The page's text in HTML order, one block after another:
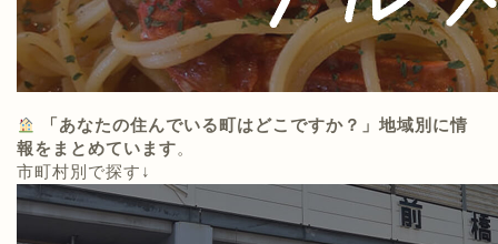
「あなたの住んでいる町はどこですか？」地域別に情
報をまとめています。
市町村別で探す↓